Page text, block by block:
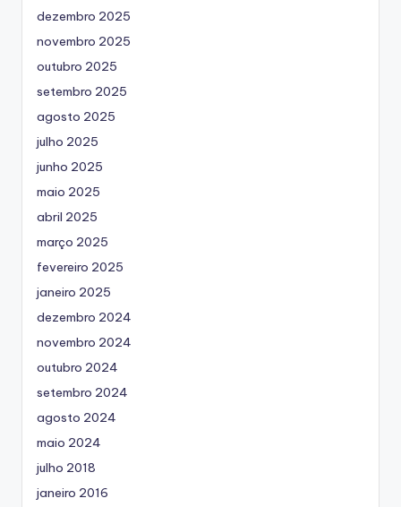
dezembro 2025
novembro 2025
outubro 2025
setembro 2025
agosto 2025
julho 2025
junho 2025
maio 2025
abril 2025
março 2025
fevereiro 2025
janeiro 2025
dezembro 2024
novembro 2024
outubro 2024
setembro 2024
agosto 2024
maio 2024
julho 2018
janeiro 2016